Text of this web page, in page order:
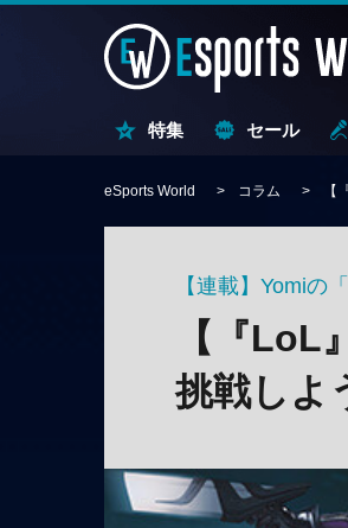
特集 セール
eSports World コラム 【
【連載】Yomiの
【『LoL
挑戦しよ